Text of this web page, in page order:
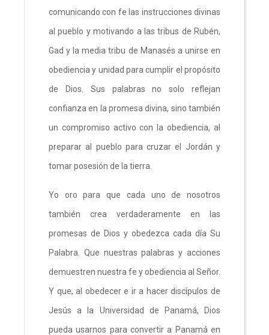
comunicando con fe las instrucciones divinas
al pueblo y motivando a las tribus de Rubén,
Gad y la media tribu de Manasés a unirse en
obediencia y unidad para cumplir el propósito
de Dios. Sus palabras no solo reflejan
confianza en la promesa divina, sino también
un compromiso activo con la obediencia, al
preparar al pueblo para cruzar el Jordán y
tomar posesión de la tierra.
Yo oro para que cada uno de nosotros
también crea verdaderamente en las
promesas de Dios y obedezca cada día Su
Palabra. Que nuestras palabras y acciones
demuestren nuestra fe y obediencia al Señor.
Y que, al obedecer e ir a hacer discípulos de
Jesús a la Universidad de Panamá, Dios
pueda usarnos para convertir a Panamá en